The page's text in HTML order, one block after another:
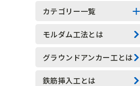
カテゴリー一覧
擁壁補強工事
モルダム工
一般人向け(他業種)
モルダム工法とは
グラウンドアンカー工とは
鉄筋挿入工とは